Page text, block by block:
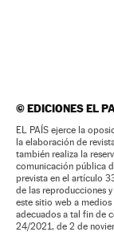
©EDICIONES EL
EL PAÍS ejerce la
la elaboración de
también realiza la
comunicación pública
prevista en el artículo
de las reproducciones
este sitio web a
adecuados a tal fin de
24/2021, de 2 de